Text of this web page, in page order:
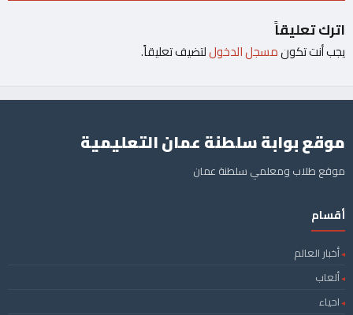
اترك تعليقاً
يجب أنت تكونمسجل الدخوللتضيف تعليقاً.
موقع بوابة سلطنة عمان التعليمية
موقع طلاب ومعلمي سلطنة عمان
أقسام
أخبار العالم
ألعاب
احياء